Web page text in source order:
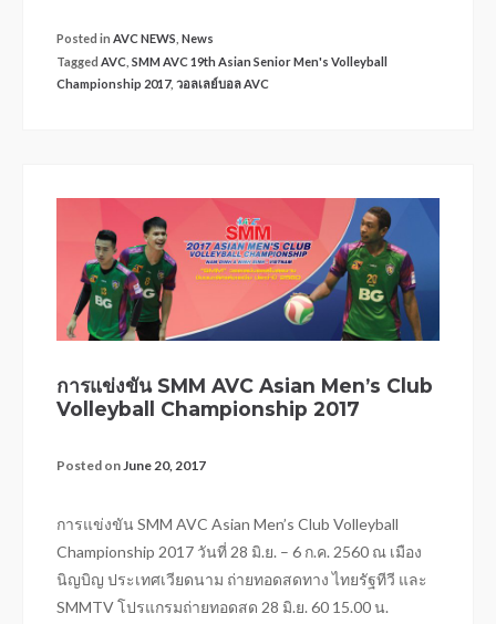
Posted in AVC NEWS News
Tagged AVC SMM AVC 19th Asian Senior Men's Volleyball
Championship 2017, วอลเลย์บอล AVC
การแข่งขัน SMM AVC Asian Men’s Club
Volleyball Championship 2017
Posted onJune 20, 2017
การแข่งขัน SMM AVC Asian Men’s Club Volleyball
Championship 2017 วันที่ 28 มิ.ย. – 6 ก.ค. 2560 ณ เมือง
นิญบิญ ประเทศเวียดนาม ถ่ายทอดสดทาง ไทยรัฐทีวี และ
SMMTV โปรแกรมถ่ายทอดสด 28 มิ.ย. 60 15.00 น.